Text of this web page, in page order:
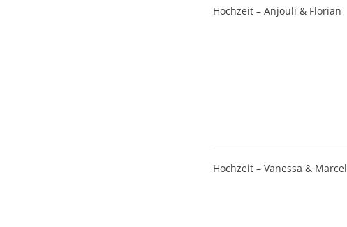
Hochzeit – Anjouli & Florian
Hochzeit – Vanessa & Marcel